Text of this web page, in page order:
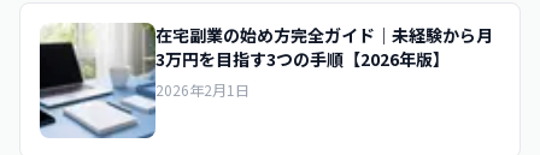
在宅副業の始め方完全ガイド｜未経験から月
3万円を目指す3つの手順【2026年版】
2026年2月1日